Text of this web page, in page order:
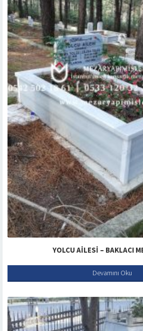
YOLCU AILESI – BAKLACI
Devamını Oku